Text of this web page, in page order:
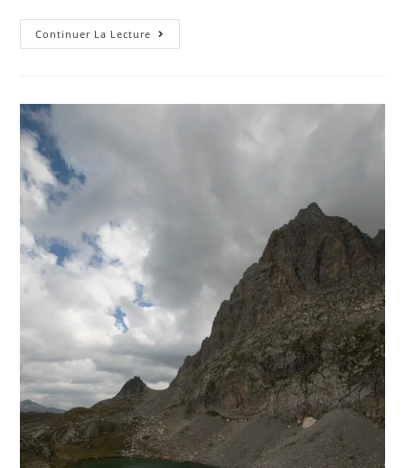
Continuer La Lecture Sur
Internet
Des